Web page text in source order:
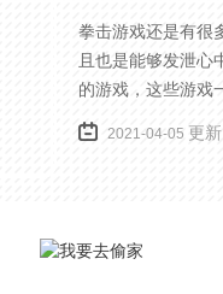
拳击游戏还是有很
且也是能够发泄心
的游戏，这些游戏
也是相当的刺激的
验的，我们也是能
2021-04-05 更新